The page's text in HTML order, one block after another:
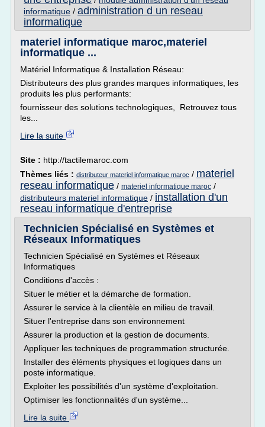
informatique / administration d un reseau
informatique
materiel informatique maroc,materiel
informatique ...
Matériel Informatique & Installation Réseau:
Distributeurs des plus grandes marques informatiques, les
produits les plus performants:
fournisseur des solutions technologiques, Retrouvez tous
les...
Lire la suite
Site : http://tactilemaroc.com
Thèmes liés : distributeur materiel informatique maroc / materiel
reseau informatique / materiel informatique maroc /
distributeurs materiel informatique / installation d'un
reseau informatique d'entreprise
Technicien Spécialisé en Systèmes et
Réseaux Informatiques
Technicien Spécialisé en Systèmes et Réseaux
Informatiques
Conditions d'accès :
Situer le métier et la démarche de formation.
Assurer le service à la clientèle en milieu de travail.
Situer l'entreprise dans son environnement
Assurer la production et la gestion de documents.
Appliquer les techniques de programmation structurée.
Installer des éléments physiques et logiques dans un
poste informatique.
Exploiter les possibilités d'un système d'exploitation.
Optimiser les fonctionnalités d'un système...
Lire la suite